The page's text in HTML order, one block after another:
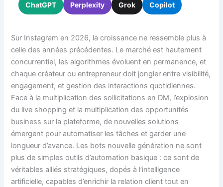
ChatGPT Perplexity Grok Copilot
Sur Instagram en 2026, la croissance ne ressemble plus à
celle des années précédentes. Le marché est hautement
concurrentiel, les algorithmes évoluent en permanence, et
chaque créateur ou entrepreneur doit jongler entre visibilité,
engagement, et gestion des interactions quotidiennes.
Face à la multiplication des sollicitations en DM, l’explosion
du live shopping et la multiplication des opportunités
business sur la plateforme, de nouvelles solutions
émergent pour automatiser les tâches et garder une
longueur d’avance. Les bots nouvelle génération ne sont
plus de simples outils d’automation basique : ce sont de
véritables alliés stratégiques, dopés à l’intelligence
artificielle, capables d’enrichir la relation client tout en